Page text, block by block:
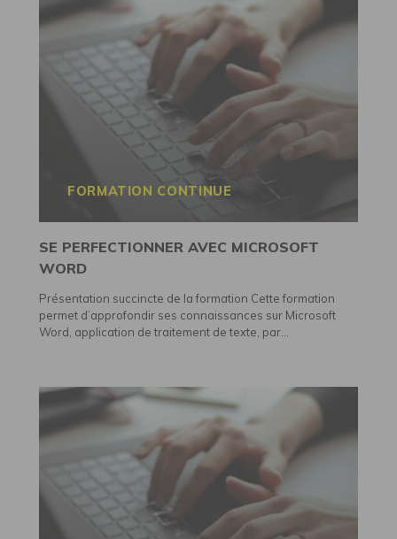
FORMATION CONTINUE
SE PERFECTIONNER AVEC MICROSOFT
WORD
Présentation succincte de la formation Cette formation
permet d’approfondir ses connaissances sur Microsoft
Word, application de traitement de texte, par...